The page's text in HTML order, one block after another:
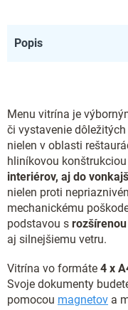
Popis
Menu vitrína je
či vystavenie
nielen v oblasti
hliníkovou
interiérov, aj do
nielen proti
mechanickému
podstavou s
aj silnejšiemu vetru.
Vitrína vo formáte 4 x
Svoje dokumenty
pomocou magnetov a